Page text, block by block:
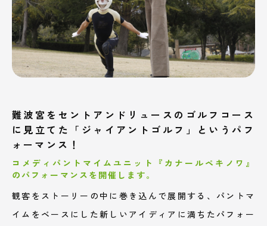
難波宮をセントアンドリュースのゴルフコース
に見立てた「ジャイアントゴルフ」というパフ
ォーマンス！
コメディパントマイムユニット『カナールペキノワ』
のパフォーマンスを開催します。
観客をストーリーの中に巻き込んで展開する、パントマ
イムをベースにした新しいアイディアに満ちたパフォー